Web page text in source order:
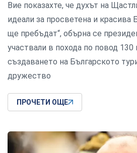
Вие показахте, че духът на
идеали за просветена и красива
ще пребъдат“, обърна се
участвали в похода по повод 130
създаването на Българското
дружество
ПРОЧЕТИ ОЩЕ